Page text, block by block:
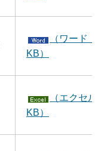
（ワード：
KB）
（エクセル
KB）